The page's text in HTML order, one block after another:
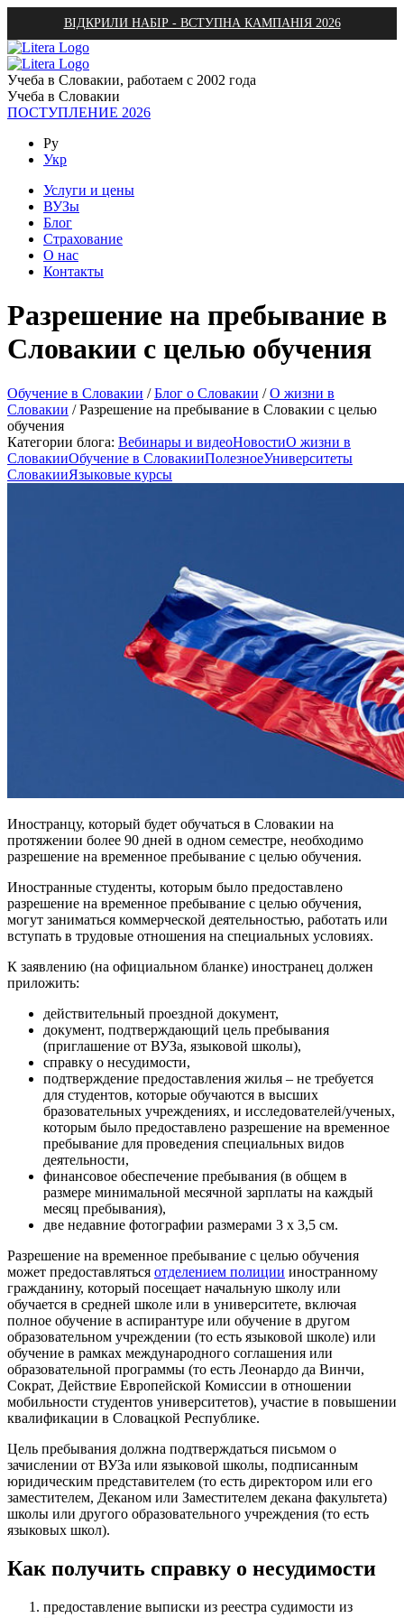
ВІДКРИЛИ НАБІР - ВСТУПНА КАМПАНІЯ 2026
Учеба в Словакии, работаем с 2002 года
Учеба в Словакии
ПОСТУПЛЕНИЕ 2026
Ру
Укр
Услуги и цены
ВУЗы
Блог
Страхование
О нас
Контакты
Разрешение на пребывание в
Словакии с целью обучения
Обучение в Словакии /Блог о Словакии /О жизни в
Словакии /Разрешение на пребывание в Словакии с целью
обучения
Категории блога: Вебинары и видеоНовостиО жизни в
СловакииОбучение в СловакииПолезноеУниверситеты
СловакииЯзыковые курсы
Иностранцу, который будет обучаться в Словакии на
протяжении более 90 дней в одном семестре, необходимо
разрешение на временное пребывание с целью обучения.
Иностранные студенты, которым было предоставлено
разрешение на временное пребывание с целью обучения,
могут заниматься коммерческой деятельностью, работать или
вступать в трудовые отношения на специальных условиях.
К заявлению (на официальном бланке) иностранец должен
приложить:
действительный проездной документ,
документ, подтверждающий цель пребывания
(приглашение от ВУЗа, языковой школы),
справку о несудимости,
подтверждение предоставления жилья – не требуется
для студентов, которые обучаются в высших
бразовательных учреждениях, и исследователей/ученых,
которым было предоставлено разрешение на временное
пребывание для проведения специальных видов
деятельности,
финансовое обеспечение пребывания (в общем в
размере минимальной месячной зарплаты на каждый
месяц пребывания),
две недавние фотографии размерами 3 х 3,5 см.
Разрешение на временное пребывание с целью обучения
может предоставляться отделением полиции иностранному
гражданину, который посещает начальную школу или
обучается в средней школе или в университете, включая
полное обучение в аспирантуре или обучение в другом
образовательном учреждении (то есть языковой школе) или
обучение в рамках международного соглашения или
образовательной программы (то есть Леонардо да Винчи,
Сократ, Действие Европейской Комиссии в отношении
мобильности студентов университетов), участие в повышении
квалификации в Словацкой Республике.
Цель пребывания должна подтверждаться письмом о
зачислении от ВУЗа или языковой школы, подписанным
юридическим представителем (то есть директором или его
заместителем, Деканом или Заместителем декана факультета)
школы или другого образовательного учреждения (то есть
языковых школ).
Как получить справку о несудимости
предоставление выписки из реестра судимости из